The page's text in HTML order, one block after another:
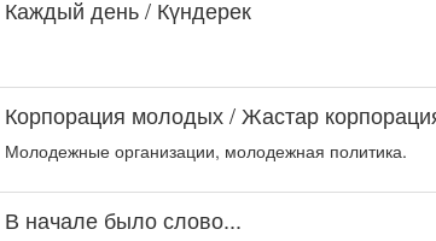
Каждый день / Күндерек
Корпорация молодых / Жастар
Молодежные организации, молодежная политика.
В начале было слово...